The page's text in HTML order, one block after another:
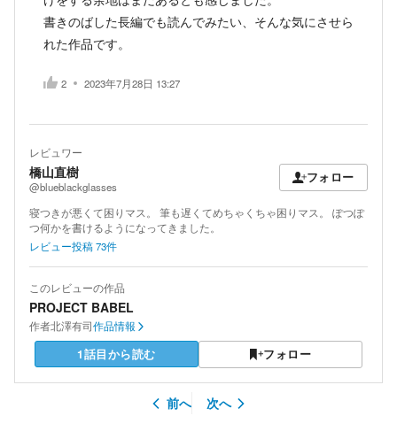
書きのばした長編でも読んでみたい、そんな気にさせら
れた作品です。
2 2023年7月28日 13:27
レビュワー
橋山直樹
@blueblackglasses
フォロー
寝つきが悪くて困りマス。 筆も遅くてめちゃくちゃ困りマス。 ぽつぽ
つ何かを書けるようになってきました。
レビュー投稿73件
このレビューの作品
PROJECT BABEL
作者北澤有司作品情報
1話目から読む フォロー
前へ 次へ